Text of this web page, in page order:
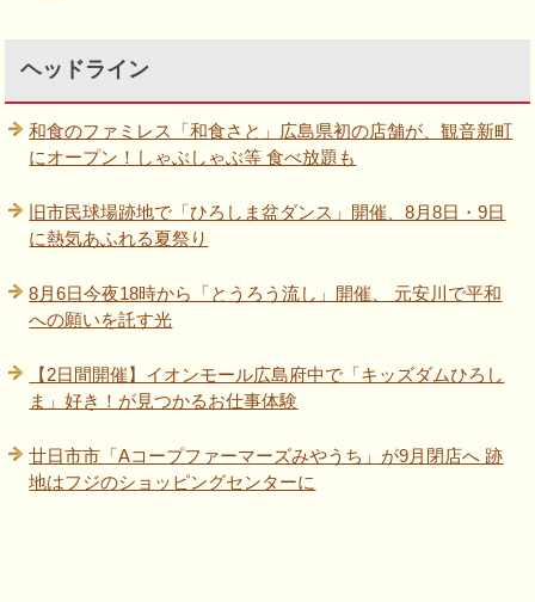
ヘッドライン
和食のファミレス「和食さと」広島県初の店舗が、観音新町
にオープン！しゃぶしゃぶ等 食べ放題も
旧市民球場跡地で「ひろしま盆ダンス」開催、8月8日・9日
に熱気あふれる夏祭り
8月6日今夜18時から「とうろう流し」開催、 元安川で平和
への願いを託す光
【2日間開催】イオンモール広島府中で「キッズダムひろし
ま」好き！が見つかるお仕事体験
廿日市市「Aコープファーマーズみやうち」が9月閉店へ 跡
地はフジのショッピングセンターに